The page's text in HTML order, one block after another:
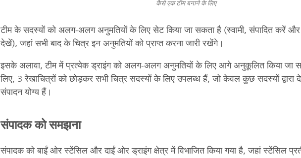
कैसे एक टीम बनाने के लिए
टीम के सदस्यों को अलग-अलग अनुमतियों के लिए सेट किया जा सकता है (स्वामी, संपादित करें
देखें), जहां सभी बाद के चित्र इन अनुमतियों को प्राप्त करना जारी रखेंगे।
इसके अलावा, टीम में प्रत्येक ड्राइंग को अलग-अलग अनुमतियों के लिए आगे अनुकूलित किया जा
लिए, 3 रेखाचित्रों को छोड़कर सभी चित्र सदस्यों के लिए उपलब्ध हैं, जो केवल कुछ सदस्यों द्वारा
संपादन योग्य हैं।
संपादक को समझना
संपादक को बाईं ओर स्टेंसिल और दाईं ओर ड्राइंग क्षेत्र में विभाजित किया गया है, जहां स्टेंसिल